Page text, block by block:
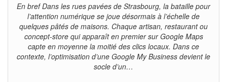
En bref Dans les rues pavées de Strasbourg, la bataille pour
l’attention numérique se joue désormais à l’échelle de
quelques pâtés de maisons. Chaque artisan, restaurant ou
concept-store qui apparaît en premier sur Google Maps
capte en moyenne la moitié des clics locaux. Dans ce
contexte, l’optimisation d’une Google My Business devient le
socle d’un…